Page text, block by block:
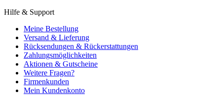
Hilfe & Support
Meine Bestellung
Versand & Lieferung
Rücksendungen & Rückerstattungen
Zahlungsmöglichkeiten
Aktionen & Gutscheine
Weitere Fragen?
Firmenkunden
Mein Kundenkonto